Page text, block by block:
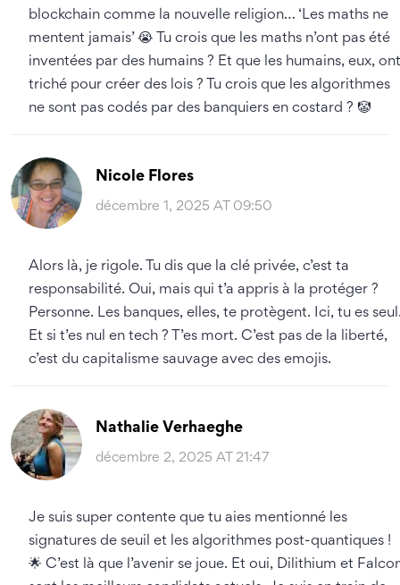
blockchain comme la nouvelle religion… ‘Les maths ne
mentent jamais’ 😭 Tu crois que les maths n’ont pas été
inventées par des humains ? Et que les humains, eux, ont
triché pour créer des lois ? Tu crois que les algorithmes
ne sont pas codés par des banquiers en costard ? 🤡
Nicole Flores
décembre 1, 2025 AT 09:50
Alors là, je rigole. Tu dis que la clé privée, c’est ta
responsabilité. Oui, mais qui t’a appris à la protéger ?
Personne. Les banques, elles, te protègent. Ici, tu es
Et si t’es nul en tech ? T’es mort. C’est pas de la liberté,
c’est du capitalisme sauvage avec des emojis.
Nathalie Verhaeghe
décembre 2, 2025 AT 21:47
Je suis super contente que tu aies mentionné les
signatures de seuil et les algorithmes post-quantiques !
🌟 C’est là que l’avenir se joue. Et oui, Dilithium et